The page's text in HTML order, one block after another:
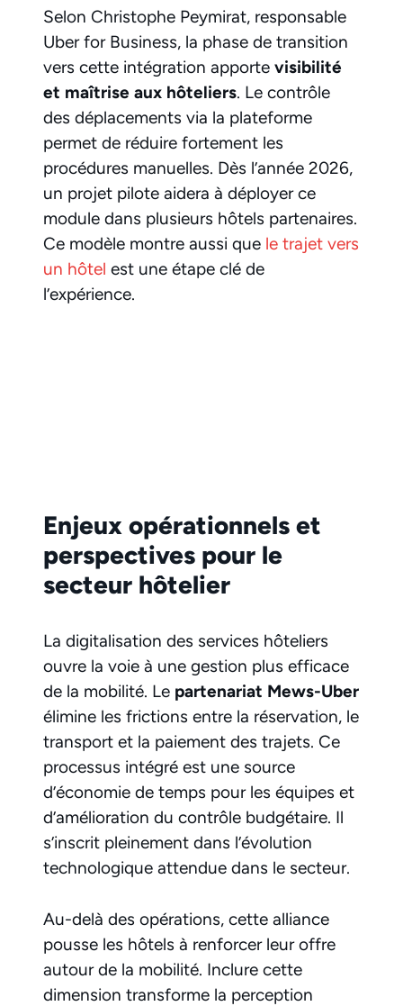
Selon Christophe Peymirat, responsable
Uber for Business, la phase de transition
vers cette intégration apporte visibilité
et maîtrise aux hôteliers. Le contrôle
des déplacements via la plateforme
permet de réduire fortement les
procédures manuelles. Dès l’année 2026,
un projet pilote aidera à déployer ce
module dans plusieurs hôtels partenaires.
Ce modèle montre aussi que le trajet vers
un hôtel est une étape clé de
l’expérience.
Enjeux opérationnels et
perspectives pour le
secteur hôtelier
La digitalisation des services hôteliers
ouvre la voie à une gestion plus efficace
de la mobilité. Le partenariat Mews-Uber
élimine les frictions entre la réservation, le
transport et la paiement des trajets. Ce
processus intégré est une source
d’économie de temps pour les équipes et
d’amélioration du contrôle budgétaire. Il
s’inscrit pleinement dans l’évolution
technologique attendue dans le secteur.
Au-delà des opérations, cette alliance
pousse les hôtels à renforcer leur offre
autour de la mobilité. Inclure cette
dimension transforme la perception